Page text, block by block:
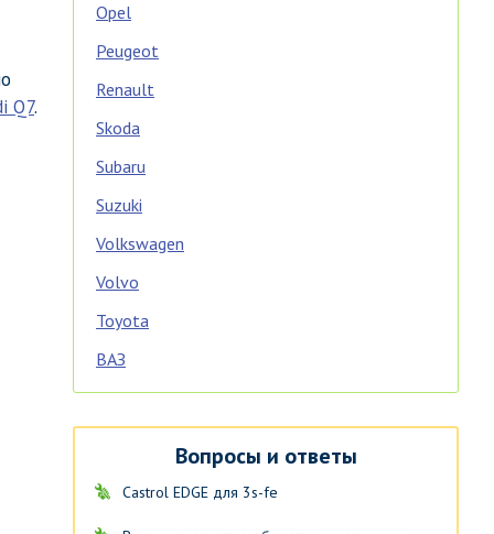
Q7.
Opel
Peugeot
Renault
Skoda
Subaru
Suzuki
Volkswagen
Volvo
Toyota
ВАЗ
Вопросы и ответы
Castrol EDGE для 3s-fe